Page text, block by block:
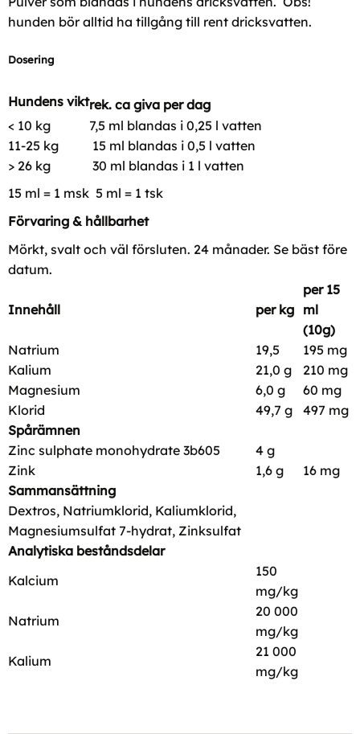
hunden bör alltid ha tillgång till rent dricksvatten.
Dosering
Hundens viktrek. ca giva per dag
< 10 kg
7,5 ml blandas i 0,25 l vatten
11-25 kg
15 ml blandas i 0,5 l vatten
> 26 kg
30 ml blandas i 1 l vatten
15 ml = 1 msk 5 ml = 1 tsk
Förvaring & hållbarhet
Mörkt, svalt och väl försluten. 24 månader. Se bäst före
datum.
Innehåll per kg
per 15
ml
(10g)
Natrium
19,5
195 mg
Kalium
21,0 g
210 mg
Magnesium
6,0 g
60 mg
Klorid
49,7 g
497 mg
Spårämnen
Zinc sulphate monohydrate 3b605
4 g
Zink
1,6 g
16 mg
Sammansättning
Dextros, Natriumklorid, Kaliumklorid,
Magnesiumsulfat 7-hydrat, Zinksulfat
Analytiska beståndsdelar
Kalcium
150
mg/kg
Natrium
20 000
mg/kg
Kalium
21 000
mg/kg